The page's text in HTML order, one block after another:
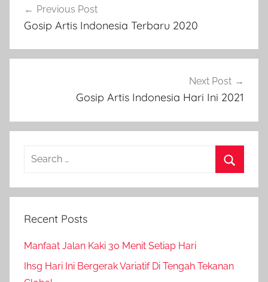
navigation
Previous Post
Gosip Artis Indonesia Terbaru 2020
Next Post
Gosip Artis Indonesia Hari Ini 2021
Search
Recent Posts
Manfaat Jalan Kaki 30 Menit Setiap Hari
Ihsg Hari Ini Bergerak Variatif Di Tengah Tekanan